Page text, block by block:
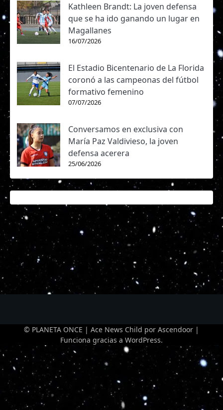
Kathleen Brandt: La joven defensa
que se ha ido ganando un lugar en
Magallanes
16/07/2026
El Estadio Bicentenario de La Florida
coronó a las campeonas del fútbol
formativo femenino
07/07/2026
Conversamos en exclusiva con
María Paz Valdivieso, la joven
defensa acerera
25/06/2026
© PLANETA ONCE | Ace News Child por Ascendoor |
Funciona gracias a WordPress.